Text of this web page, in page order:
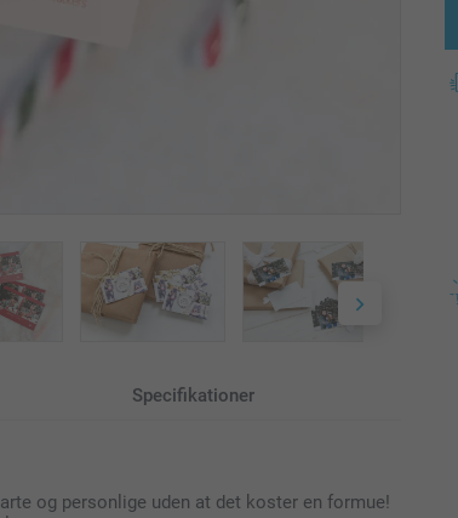
Specifikationer
og personlige uden at det koster en formue!